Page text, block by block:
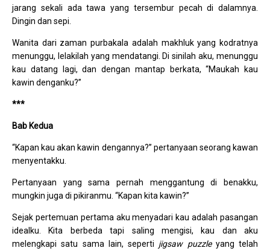
jarang sekali ada tawa yang tersembur pecah di dalamnya.
Dingin dan sepi.
Wanita dari zaman purbakala adalah makhluk yang kodratnya
menunggu, lelakilah yang mendatangi. Di sinilah aku, menunggu
kau datang lagi, dan dengan mantap berkata, “Maukah kau
kawin denganku?”
***
Bab Kedua
“Kapan kau akan kawin dengannya?” pertanyaan seorang kawan
menyentakku.
Pertanyaan yang sama pernah menggantung di benakku,
mungkin juga di pikiranmu. “Kapan kita kawin?”
Sejak pertemuan pertama aku menyadari kau adalah pasangan
idealku. Kita berbeda tapi saling mengisi, kau dan aku
melengkapi satu sama lain, seperti jigsaw puzzle yang telah